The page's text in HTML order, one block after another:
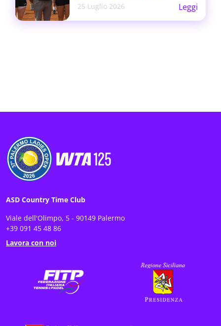
25 Luglio 2026
Leggi
ASD Country Time Club
Viale dell'Olimpo, 5 - 90149 Palermo
+39 091 45 48 86
Lavora con noi